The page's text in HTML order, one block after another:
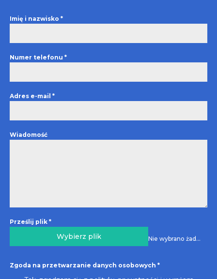
Imię i nazwisko *
Numer telefonu *
Adres e-mail *
Wiadomość
Prześlij plik *
Wybierz plik Nie wybrano żadnego pliku
Zgoda na przetwarzanie danych osobowych *